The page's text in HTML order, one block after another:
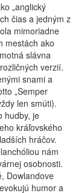
„anglický
čias a jedným z
mimoriadne
mestách ako
slávna
verzií.
snami a
„Semper
len smúti).
hudby, je
kráľovského
hráčov.
nám
osobnosti.
Dowlandove
humor a